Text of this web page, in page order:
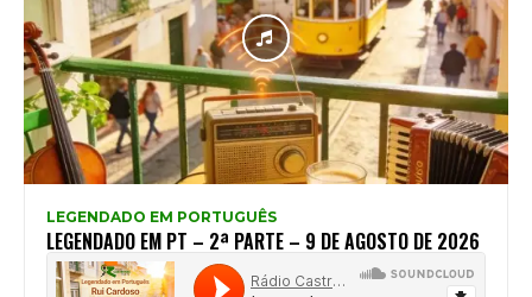
LEGENDADO EM PORTUGUÊS
LEGENDADO EM PT – 2ª PARTE – 9 DE AGOSTO DE 2026